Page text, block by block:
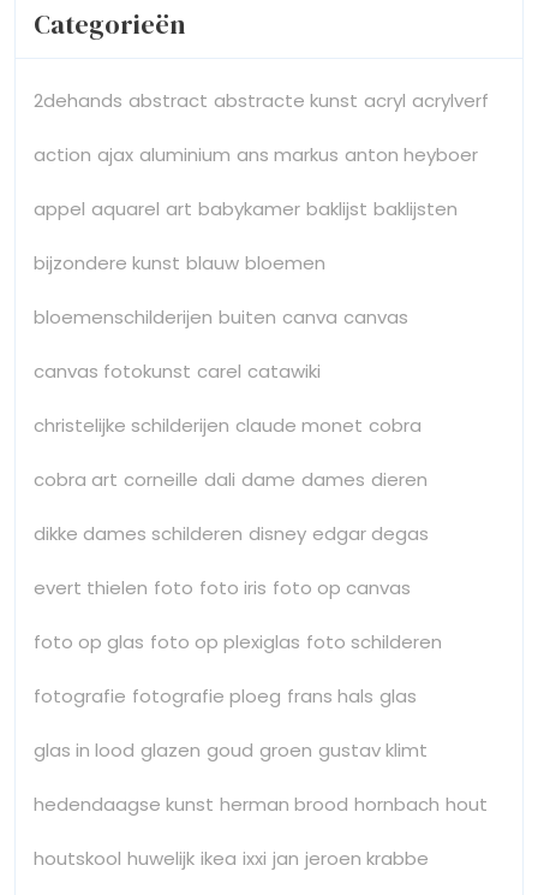
Categorieën
2dehands abstract abstracte kunst acryl acrylverf
action ajax aluminium ans markus anton heyboer
appel aquarel art babykamer baklijst baklijsten
bijzondere kunst blauw bloemen
bloemenschilderijen buiten canva canvas
canvas fotokunst carel catawiki
christelijke schilderijen claude monet cobra
cobra art corneille dali dame dames dieren
dikke dames schilderen disney edgar degas
evert thielen foto foto iris foto op canvas
foto op glas foto op plexiglas foto schilderen
fotografie fotografie ploeg frans hals glas
glas in lood glazen goud groen gustav klimt
hedendaagse kunst herman brood hornbach hout
houtskool huwelijk ikea ixxi jan jeroen krabbe